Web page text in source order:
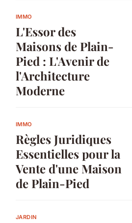
IMMO
L'Essor des
Maisons de Plain-
Pied : L'Avenir de
l'Architecture
Moderne
IMMO
Règles Juridiques
Essentielles pour la
Vente d'une Maison
de Plain-Pied
JARDIN